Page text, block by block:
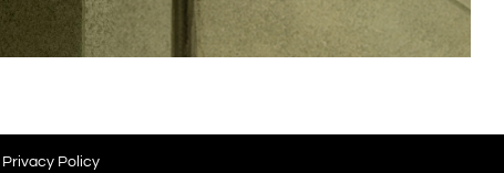
Privacy Policy